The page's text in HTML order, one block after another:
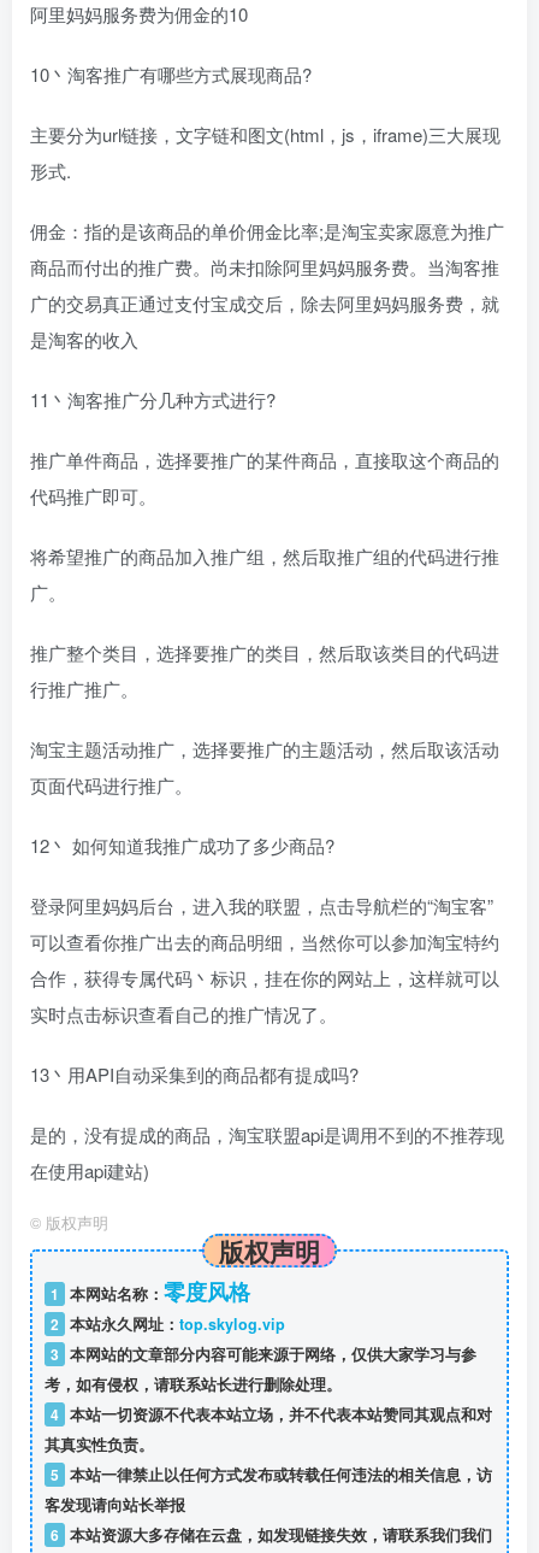
阿里妈妈服务费为佣金的10
10丶淘客推广有哪些方式展现商品?
主要分为url链接，文字链和图文(html，js，iframe)三大展现
形式.
佣金：指的是该商品的单价佣金比率;是淘宝卖家愿意为推广
商品而付出的推广费。尚未扣除阿里妈妈服务费。当淘客推
广的交易真正通过支付宝成交后，除去阿里妈妈服务费，就
是淘客的收入
11丶淘客推广分几种方式进行?
推广单件商品，选择要推广的某件商品，直接取这个商品的
代码推广即可。
将希望推广的商品加入推广组，然后取推广组的代码进行推
广。
推广整个类目，选择要推广的类目，然后取该类目的代码进
行推广推广。
淘宝主题活动推广，选择要推广的主题活动，然后取该活动
页面代码进行推广。
12丶 如何知道我推广成功了多少商品?
登录阿里妈妈后台，进入我的联盟，点击导航栏的“淘宝客”
可以查看你推广出去的商品明细，当然你可以参加淘宝特约
合作，获得专属代码丶标识，挂在你的网站上，这样就可以
实时点击标识查看自己的推广情况了。
13丶用API自动采集到的商品都有提成吗?
是的，没有提成的商品，淘宝联盟api是调用不到的不推荐现
在使用api建站)
© 版权声明
版权声明
1 本网站名称： 零度风格
2 本站永久网址： top.skylog.vip
3 本网站的文章部分内容可能来源于网络，仅供大家学习与参
考，如有侵权，请联系站长进行删除处理。
4 本站一切资源不代表本站立场，并不代表本站赞同其观点和对
其真实性负责。
5 本站一律禁止以任何方式发布或转载任何违法的相关信息，访
客发现请向站长举报
6 本站资源大多存储在云盘，如发现链接失效，请联系我们我们